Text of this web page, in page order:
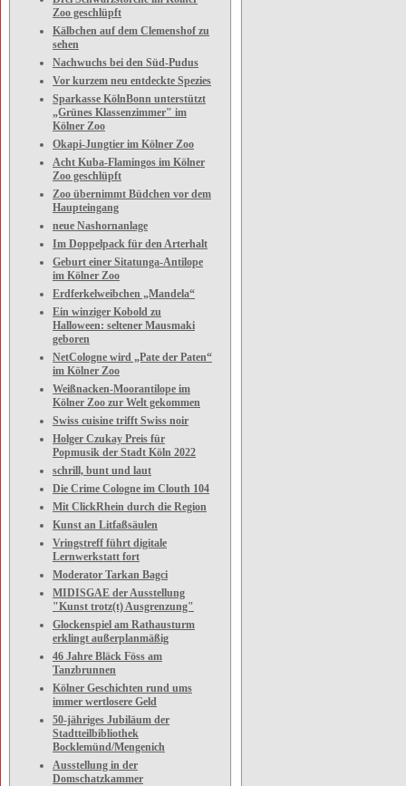
Zoo geschlüpft
Kälbchen auf dem Clemenshof zu
sehen
Nachwuchs bei den Süd-Pudus
Vor kurzem neu entdeckte Spezies
Sparkasse KölnBonn unterstützt
„Grünes Klassenzimmer" im
Kölner Zoo
Okapi-Jungtier im Kölner Zoo
Acht Kuba-Flamingos im Kölner
Zoo geschlüpft
Zoo übernimmt Büdchen vor dem
Haupteingang
neue Nashornanlage
Im Doppelpack für den Arterhalt
Geburt einer Sitatunga-Antilope
im Kölner Zoo
Erdferkelweibchen „Mandela“
Ein winziger Kobold zu
Halloween: seltener Mausmaki
geboren
NetCologne wird „Pate der Paten“
im Kölner Zoo
Weißnacken-Moorantilope im
Kölner Zoo zur Welt gekommen
Swiss cuisine trifft Swiss noir
Holger Czukay Preis für
Popmusik der Stadt Köln 2022
schrill, bunt und laut
Die Crime Cologne im Clouth 104
Mit ClickRhein durch die Region
Kunst an Litfaßsäulen
Vringstreff führt digitale
Lernwerkstatt fort
Moderator Tarkan Bagci
MIDISGAE der Ausstellung
"Kunst trotz(t) Ausgrenzung"
Glockenspiel am Rathausturm
erklingt außerplanmäßig
46 Jahre Bläck Föss am
Tanzbrunnen
Kölner Geschichten rund ums
immer wertlosere Geld
50-jähriges Jubiläum der
Stadtteilbibliothek
Bocklemünd/Mengenich
Ausstellung in der
Domschatzkammer